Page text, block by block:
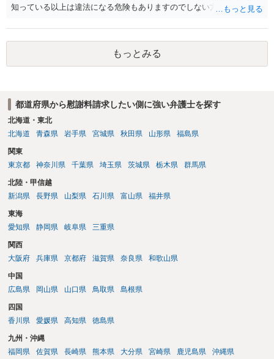
知っている以上は違法になる危険もありますのでしない方が良いで
かと思います。有責配偶者ですので相手方からの離婚は拒否しても仮
に訴訟されても法的に成立しません。質問５は認知すると養育費支払
い、相続権が発生します。合意があれば法的に可能ですが法律で強制
することはできません。質問６は可能です。質問７は不貞行為の写真
もっとみる
都道府県から慰謝料請求したい側に強い弁護士を探す
北海道・東北
北海道
青森県 岩手県 宮城県 秋田県 山形県 福島県
関東
東京都
神奈川県 千葉県 埼玉県 茨城県 栃木県 群馬県
北陸・甲信越
新潟県
長野県 山梨県 石川県 富山県 福井県
東海
愛知県
静岡県 岐阜県 三重県
関西
大阪府
兵庫県 京都府 滋賀県 奈良県 和歌山県
中国
広島県
岡山県 山口県 鳥取県 島根県
四国
香川県
愛媛県 高知県 徳島県
九州・沖縄
福岡県
佐賀県 長崎県 熊本県 大分県 宮崎県 鹿児島県 沖縄県